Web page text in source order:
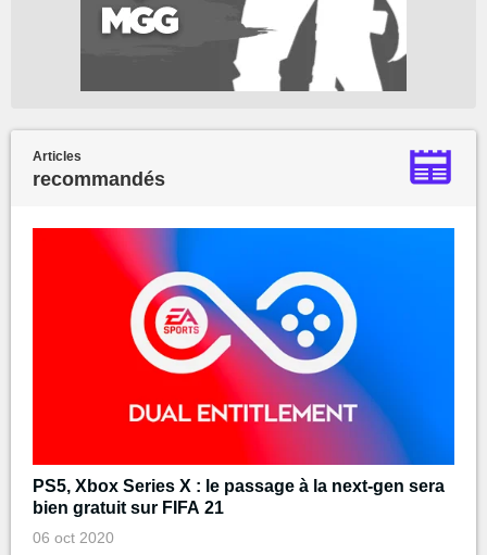
Articles
recommandés
PS5, Xbox Series X : le passage à la next-gen sera
bien gratuit sur FIFA 21
06 oct 2020